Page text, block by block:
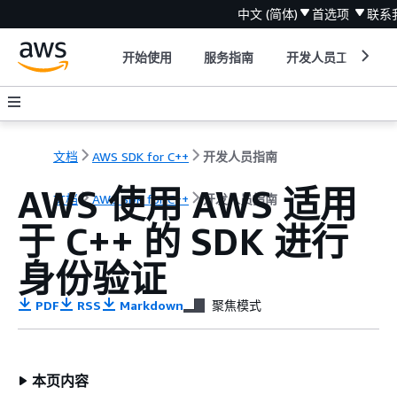
中文 (简体) 首选项 联系
开始使用 服务指南 开发人员工具
文档 AWS SDK for C++ 开发人员指南
文档 AWS SDK for C++ 开发人员指南
AWS 使用 AWS 适用
于 C++ 的 SDK 进行
身份验证
PDF RSS Markdown 聚焦模式
本页内容